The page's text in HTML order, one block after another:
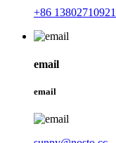
+86 13802710921
email
email